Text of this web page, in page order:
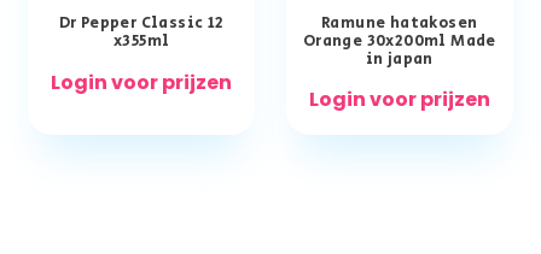
Dr Pepper Classic 12
x355ml
Login voor prijzen
Ramune hatakosen
Orange 30x200ml Made
in japan
Login voor prijzen